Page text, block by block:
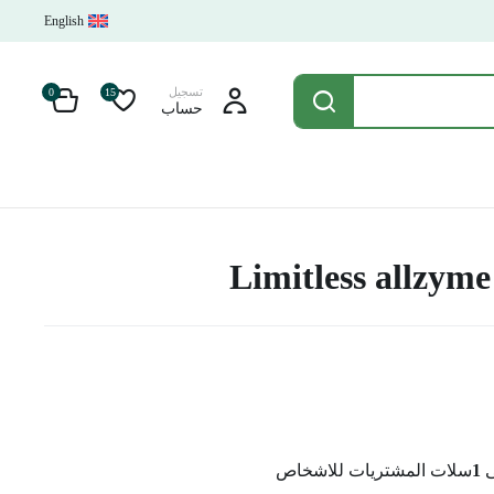
English
تسجيل
حساب
15
0
Limitless
1سلات المشتريات للاشخاص